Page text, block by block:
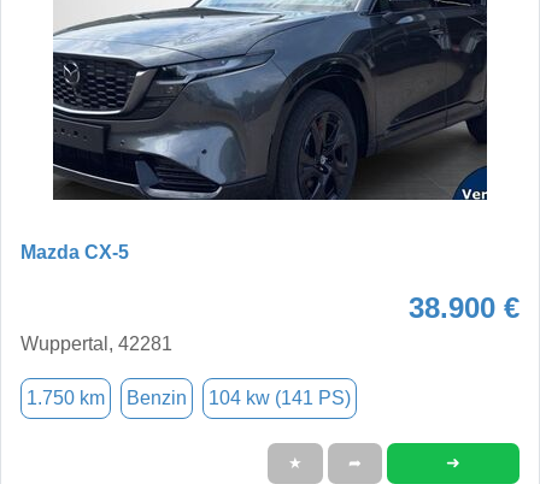
Mazda CX-5
38.900 €
Wuppertal, 42281
1.750 km Benzin 104 kw (141 PS)
★ ➦ ➜